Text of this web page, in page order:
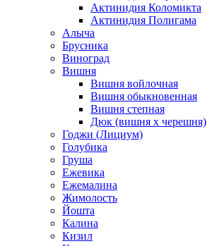
Актинидия Коломикта
Актинидия Полигама
Алыча
Брусника
Виноград
Вишня
Вишня войлочная
Вишня обыкновенная
Вишня степная
Дюк (вишня х черешня)
Годжи (Лициум)
Голубика
Груша
Ежевика
Ежемалина
Жимолость
Йошта
Калина
Кизил